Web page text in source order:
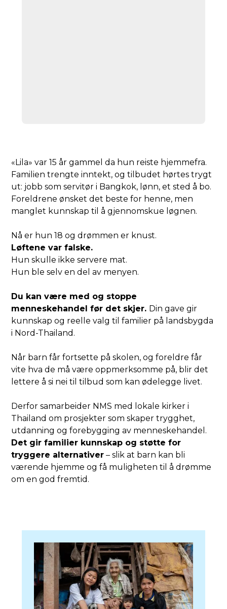
«Lila» var 15 år gammel da hun reiste hjemmefra.
Familien trengte inntekt, og tilbudet hørtes trygt
ut: jobb som servitør i Bangkok, lønn, et sted å bo.
Foreldrene ønsket det beste for henne, men
manglet kunnskap til å gjennomskue løgnen.
Nå er hun 18 og drømmen er knust.
Løftene var falske.
Hun skulle ikke servere mat.
Hun ble selv en del av menyen.
Du kan være med og stoppe
menneskehandel før det skjer. Din gave gir
kunnskap og reelle valg til familier på landsbygda
i Nord-Thailand.
Når barn får fortsette på skolen, og foreldre får
vite hva de må være oppmerksomme på, blir det
lettere å si nei til tilbud som kan ødelegge livet.
Derfor samarbeider NMS med lokale kirker i
Thailand om prosjekter som skaper trygghet,
utdanning og forebygging av menneskehandel.
Det gir familier kunnskap og støtte for
tryggere alternativer – slik at barn kan bli
værende hjemme og få muligheten til å drømme
om en god fremtid.